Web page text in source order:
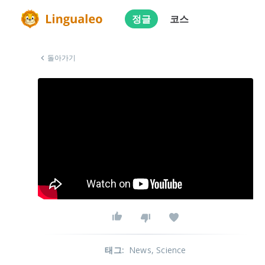
정글 코스
돌아가기
태그: News, Science